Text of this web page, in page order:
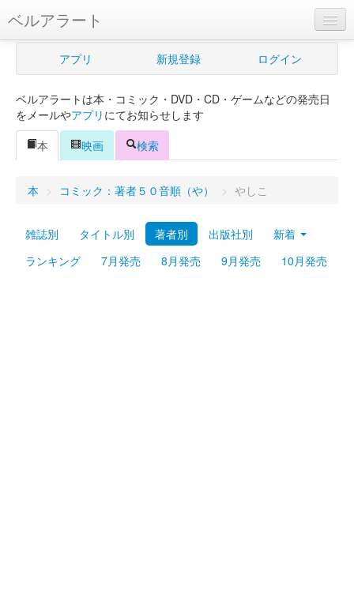
ベルアラート
ベルアラートとは
新規登録
ログイン
Myシェルフ
プレミアム
アプリ 新規登録 ログイン
ベルアラートは本・コミック・DVD・CD・ゲームなどの発売日
をメールやアプリ にてお知らせします
本
映画 検索
本 > コミック：著者５０音順（や） > やしこ
雑誌別 タイトル別 著者別 出版社別
新着
ランキング
7月発売 8月発売 9月発売 10月発売